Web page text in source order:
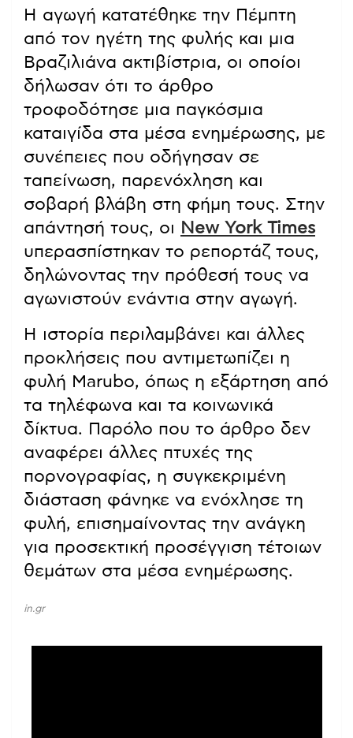
Η αγωγή κατατέθηκε την Πέμπτη
από τον ηγέτη της φυλής και μια
Βραζιλιάνα ακτιβίστρια, οι οποίοι
δήλωσαν ότι το άρθρο
τροφοδότησε μια παγκόσμια
καταιγίδα στα μέσα ενημέρωσης, με
συνέπειες που οδήγησαν σε
ταπείνωση, παρενόχληση και
σοβαρή βλάβη στη φήμη τους. Στην
απάντησή τους, οι New York Times
υπερασπίστηκαν το ρεπορτάζ τους,
δηλώνοντας την πρόθεσή τους να
αγωνιστούν ενάντια στην αγωγή.
Η ιστορία περιλαμβάνει και άλλες
προκλήσεις που αντιμετωπίζει η
φυλή Marubo, όπως η εξάρτηση από
τα τηλέφωνα και τα κοινωνικά
δίκτυα. Παρόλο που το άρθρο δεν
αναφέρει άλλες πτυχές της
πορνογραφίας, η συγκεκριμένη
διάσταση φάνηκε να ενόχλησε τη
φυλή, επισημαίνοντας την ανάγκη
για προσεκτική προσέγγιση τέτοιων
θεμάτων στα μέσα ενημέρωσης.
in.gr